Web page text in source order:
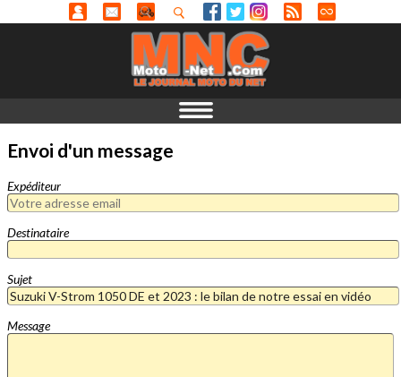
Envoi d'un message
Expéditeur
Destinataire
Sujet
Message